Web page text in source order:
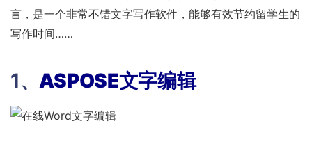
言，是一个非常不错文字写作软件，能够有效节约留学生的
写作时间……
1、ASPOSE文字编辑